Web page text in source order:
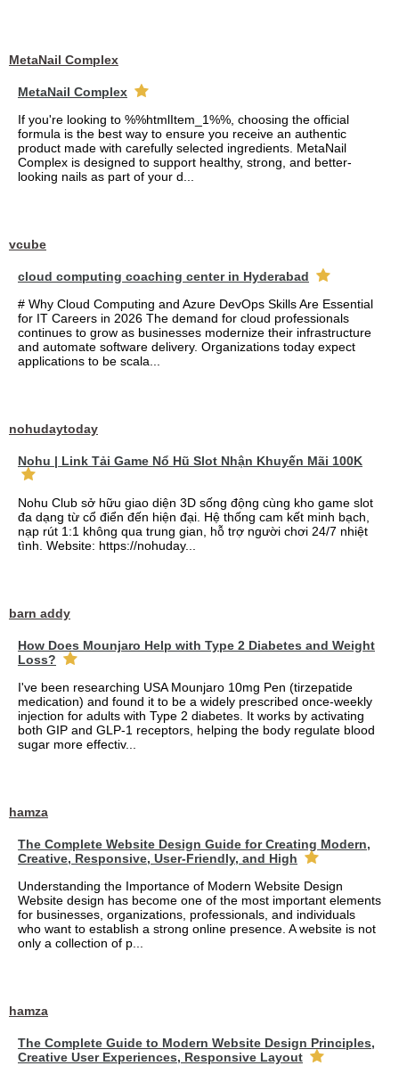
MetaNail Complex
MetaNail Complex
If you're looking to %%htmlItem_1%%, choosing the official
formula is the best way to ensure you receive an authentic
product made with carefully selected ingredients. MetaNail
Complex is designed to support healthy, strong, and better-
looking nails as part of your d...
vcube
cloud computing coaching center in Hyderabad
# Why Cloud Computing and Azure DevOps Skills Are Essential
for IT Careers in 2026 The demand for cloud professionals
continues to grow as businesses modernize their infrastructure
and automate software delivery. Organizations today expect
applications to be scala...
nohudaytoday
Nohu | Link Tải Game Nổ Hũ Slot Nhận Khuyến Mãi 100K
Nohu Club sở hữu giao diện 3D sống động cùng kho game slot
đa dạng từ cổ điển đến hiện đại. Hệ thống cam kết minh bạch,
nạp rút 1:1 không qua trung gian, hỗ trợ người chơi 24/7 nhiệt
tình. Website: https://nohuday...
barn addy
How Does Mounjaro Help with Type 2 Diabetes and Weight
Loss?
I've been researching USA Mounjaro 10mg Pen (tirzepatide
medication) and found it to be a widely prescribed once-weekly
injection for adults with Type 2 diabetes. It works by activating
both GIP and GLP-1 receptors, helping the body regulate blood
sugar more effectiv...
hamza
The Complete Website Design Guide for Creating Modern,
Creative, Responsive, User-Friendly, and High
Understanding the Importance of Modern Website Design
Website design has become one of the most important elements
for businesses, organizations, professionals, and individuals
who want to establish a strong online presence. A website is not
only a collection of p...
hamza
The Complete Guide to Modern Website Design Principles,
Creative User Experiences, Responsive Layout